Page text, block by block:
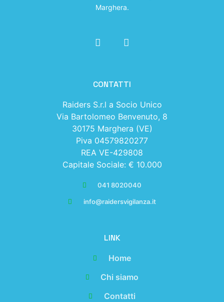
Marghera.
CONTATTI
Raiders S.r.l a Socio Unico
Via Bartolomeo Benvenuto, 8
30175 Marghera (VE)
Piva 04579820277
REA VE-429808
Capitale Sociale: € 10.000
041 8020040
info@raidersvigilanza.it
LINK
Home
Chi siamo
Contatti